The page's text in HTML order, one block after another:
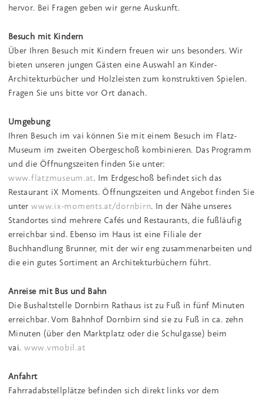
hervor. Bei Fragen geben wir gerne Auskunft.
Besuch mit Kindern
Über Ihren Besuch mit Kindern freuen wir uns besonders. Wir
bieten unseren jungen Gästen eine Auswahl an Kinder-
Architekturbücher und Holzleisten zum konstruktiven Spielen.
Fragen Sie uns bitte vor Ort danach.
Umgebung
Ihren Besuch im vai können Sie mit einem Besuch im Flatz-
Museum im zweiten Obergeschoß kombinieren. Das Programm
und die Öffnungszeiten finden Sie unter:
www.flatzmuseum.at. Im Erdgeschoß befindet sich das
Restaurant iX Moments. Öffnungszeiten und Angebot finden Sie
unterwww.ix-moments.at/dornbirn. In der Nähe unseres
Standortes sind mehrere Cafés und Restaurants, die fußläufig
erreichbar sind. Ebenso im Haus ist eine Filiale der
Buchhandlung Brunner, mit der wir eng zusammenarbeiten und
die ein gutes Sortiment an Architekturbüchern führt.
Anreise mit Bus und Bahn
Die Bushaltstelle Dornbirn Rathaus ist zu Fuß in fünf Minuten
erreichbar. Vom Bahnhof Dornbirn sind sie zu Fuß in ca. zehn
Minuten (über den Marktplatz oder die Schulgasse) beim
vai. www.vmobil.at
Anfahrt
Fahrradabstellplätze befinden sich direkt links vor dem